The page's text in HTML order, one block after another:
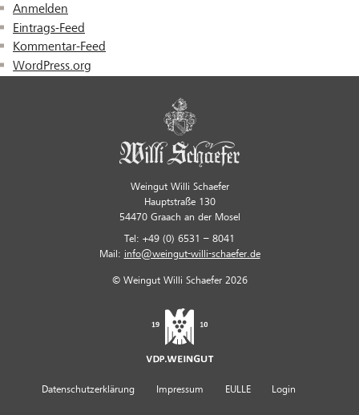
Anmelden
Eintrags-Feed
Kommentar-Feed
WordPress.org
Weingut Willi Schaefer
Hauptstraße 130
54470 Graach an der Mosel
Tel: +49 (0) 6531 – 8041
Mail: info@weingut-willi-schaefer.de
© Weingut Willi Schaefer 2026
Datenschutzerklärung Impressum EULLE Login